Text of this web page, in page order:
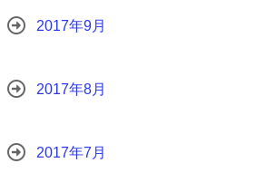
2017年9月
2017年8月
2017年7月